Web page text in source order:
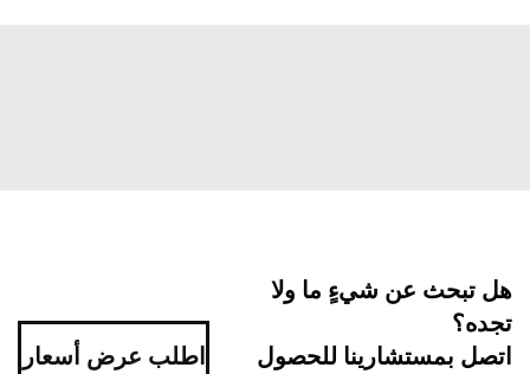
هل تبحث عن شيءٍ ما ولا
تجده؟
اتصل بمستشارينا للحصول
اطلب عرض أسعار